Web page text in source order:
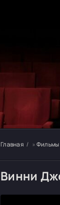
Главная » Фильмы
Винни